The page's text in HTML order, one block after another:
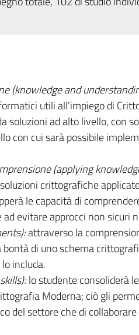
(knowledge and
utili all'impiego di
soluzioni ad alto livello, con
con cui sarà possibile
(applying
crittografiche
le capacità di
evitare approcci non sicuri
attraverso la
di uno schema
includa.
lo studente consoliderà
Moderna; ciò gli
del settore che di